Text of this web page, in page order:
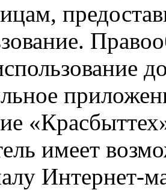
имеет
Интернет-